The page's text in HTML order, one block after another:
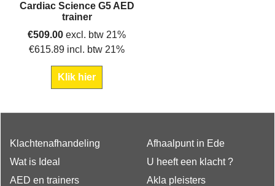
Cardiac Science G5 AED
trainer
€509.00 excl. btw 21%
€615.89 incl. btw 21%
Klik hier
Klachtenafhandeling
Wat is Ideal
AED en trainers
Afhaalpunt in Ede
U heeft een klacht ?
Akla pleisters